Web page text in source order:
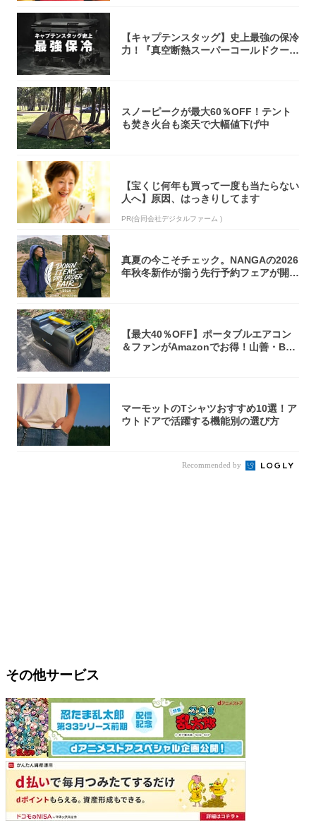
【キャプテンスタッグ】史上最強の保冷
力！『真空断熱スーパーコールドクーラ
スノーピークが最大60％OFF！テント
も焚き火台も楽天で大幅値下げ中
【宝くじ何年も買って一度も当たらない
人へ】原因、はっきりしてます
PR(合同会社デジタルファーム )
真夏の今こそチェック。NANGAの2026
年秋冬新作が揃う先行予約フェアが開催
【最大40％OFF】ポータブルエアコン
＆ファンがAmazonでお得！山善・Bo
マーモットのTシャツおすすめ10選！ア
ウトドアで活躍する機能別の選び方
Recommended by
その他サービス